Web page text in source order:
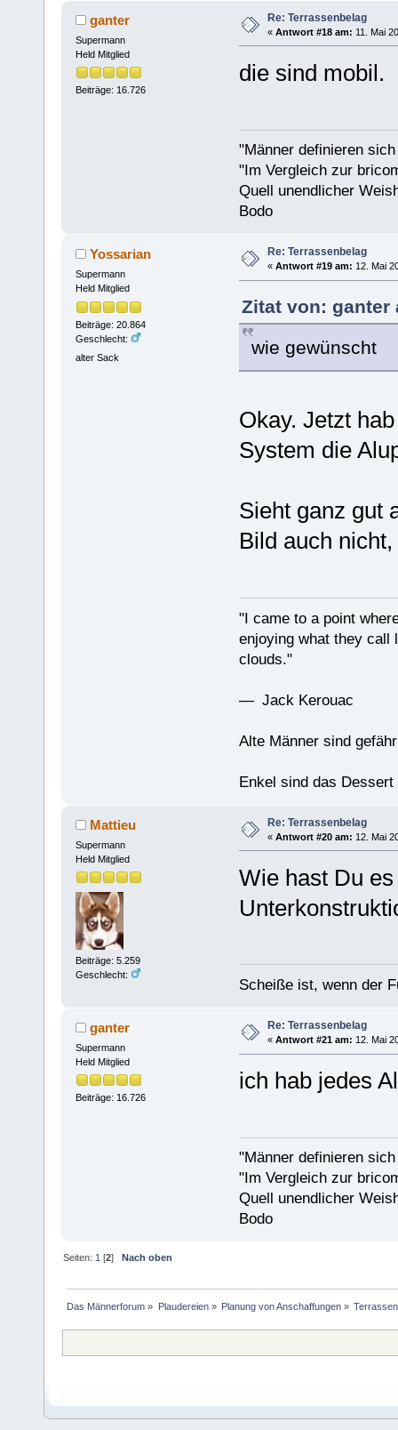
ganter
Supermann
Held Mitglied
Beiträge: 16.726
Re: Terrassenbelag
« Antwort #18 am: 11. Mai
die sind mobil.
"Männer definieren
"Im Vergleich zur
Quell unendlicher
Bodo
Yossarian
Supermann
Held Mitglied
Beiträge: 20.864
Geschlecht:
alter Sack
Re: Terrassenbelag
« Antwort #19 am: 12. Mai
Zitat von: ganter
wie gewünscht
Okay. Jetzt
System die
Sieht ganz gut
Bild auch
"I came to a point
enjoying what they call
clouds."
— Jack Kerouac
Alte Männer sind
Enkel sind das Dessert
Mattieu
Supermann
Held Mitglied
Beiträge: 5.259
Geschlecht:
Re: Terrassenbelag
« Antwort #20 am: 12. Mai
Wie hast Du
Scheiße ist, wenn der
ganter
Supermann
Held Mitglied
Beiträge: 16.726
Re: Terrassenbelag
« Antwort #21 am: 12. Mai
ich hab jedes
"Männer definieren
"Im Vergleich zur
Quell unendlicher
Bodo
Seiten: 1 [2] Nach oben
Das Männerforum » Plaudereien» Planung von Anschaffungen»